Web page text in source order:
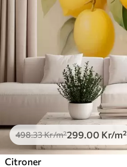
Premiumvinyl
435 .00 Kr/m²
Peel and Stick
900 .00540.00 Kr/m²
498.33Kr/m²299 .00 Kr/m²
Citroner